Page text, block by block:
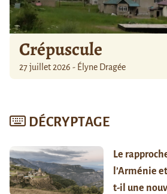
Crépuscule
27 juillet 2026 - Élyne Dragée
DÉCRYPTAGE
Le
l’Arménie
t-il une